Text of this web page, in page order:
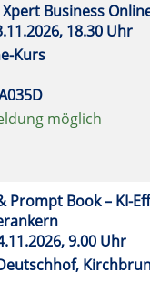
Business
18.30 Uhr
Kurs
möglich
Prompt Book – KI-
9.00 Uhr